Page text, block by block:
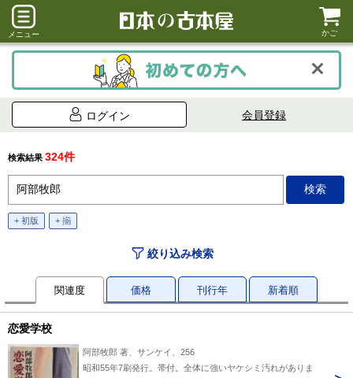
メニュー かご
ログイン 会員登録
検索結果 324件
+ 初版 + 揃
絞り込み検索
関連度 価格 刊行年 新着順
恋愛学校
阿部牧郎 著、サンケイ、256
昭和55年7刷発行。帯付。全体に強いヤケシミ汚れがありま